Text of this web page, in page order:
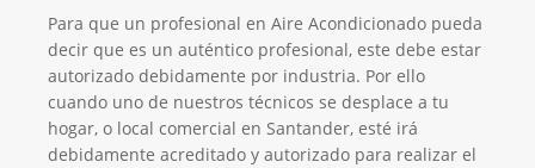
Para que un profesional en Aire Acondicionado pueda
decir que es un auténtico profesional, este debe estar
autorizado debidamente por industria. Por ello
cuando uno de nuestros técnicos se desplace a tu
hogar, o local comercial en Santander, esté irá
debidamente acreditado y autorizado para realizar el